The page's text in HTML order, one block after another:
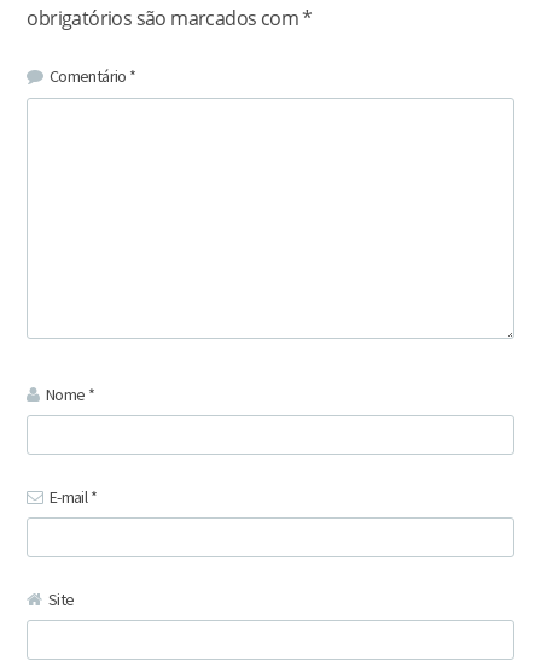
obrigatórios são marcados com*
Comentário *
Nome *
E-mail*
Site